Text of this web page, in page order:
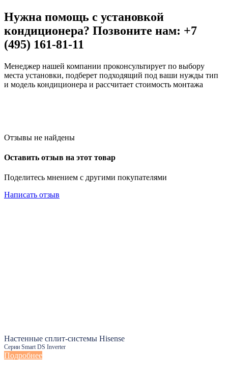
Нужна помощь с установкой
кондиционера? Позвоните нам: +7
(495) 161-81-11
Менеджер нашей компании проконсультирует по выбору
места установки, подберет подходящий под ваши нужды тип
и модель кондиционера и рассчитает стоимость монтажа
Отзывы не найдены
Оставить отзыв на этот товар
Поделитесь мнением с другими покупателями
Написать отзыв
Настенные сплит-системы Hisense
Серии Smart DS Inverter
Подробнее